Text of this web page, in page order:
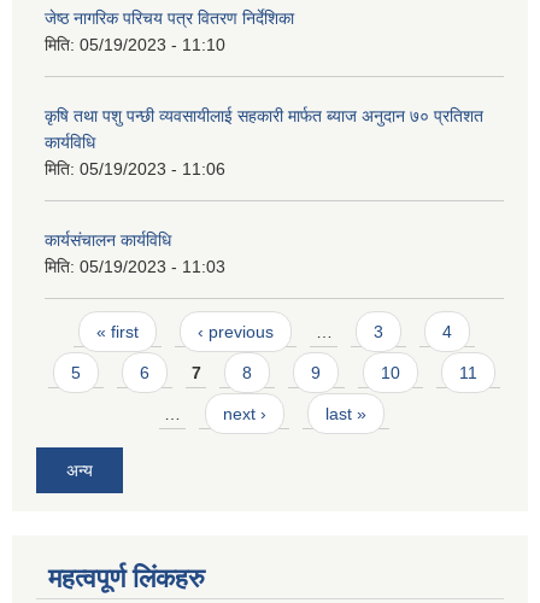
जेष्ठ नागरिक परिचय पत्र वितरण निर्देशिका
मिति: 05/19/2023 - 11:10
कृषि तथा पशु पन्छी व्यवसायीलाई सहकारी मार्फत ब्याज अनुदान ७० प्रतिशत
कार्यविधि
मिति: 05/19/2023 - 11:06
कार्यसंचालन कार्यविधि
मिति: 05/19/2023 - 11:03
Pages
« first ‹ previous … 3 4
5 6 7 8 9 10 11
… next › last »
अन्य
महत्वपूर्ण लिंकहरु